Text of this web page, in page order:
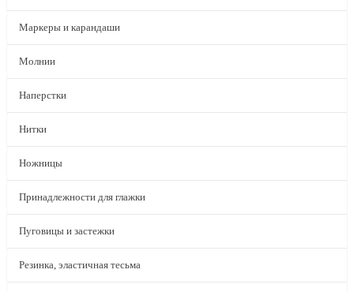
Маркеры и карандаши
Молнии
Наперстки
Нитки
Ножницы
Принадлежности для глажки
Пуговицы и застежки
Резинка, эластичная тесьма